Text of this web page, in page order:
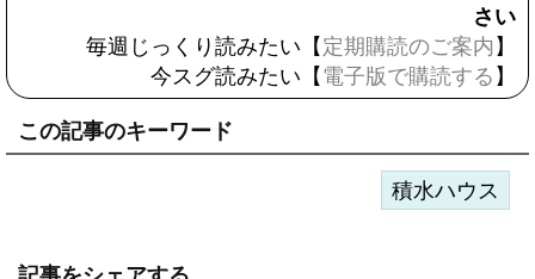
さい
毎週じっくり読みたい【 定期購読のご案内 】
今スグ読みたい【 電子版で購読する 】
この記事のキーワード
積水ハウス